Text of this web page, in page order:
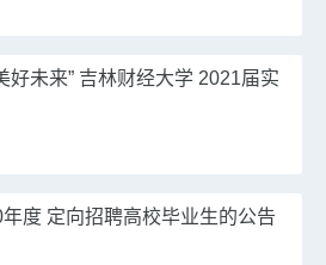
好未来” 吉林财经大学 2021届实
度 定向招聘高校毕业生的公告